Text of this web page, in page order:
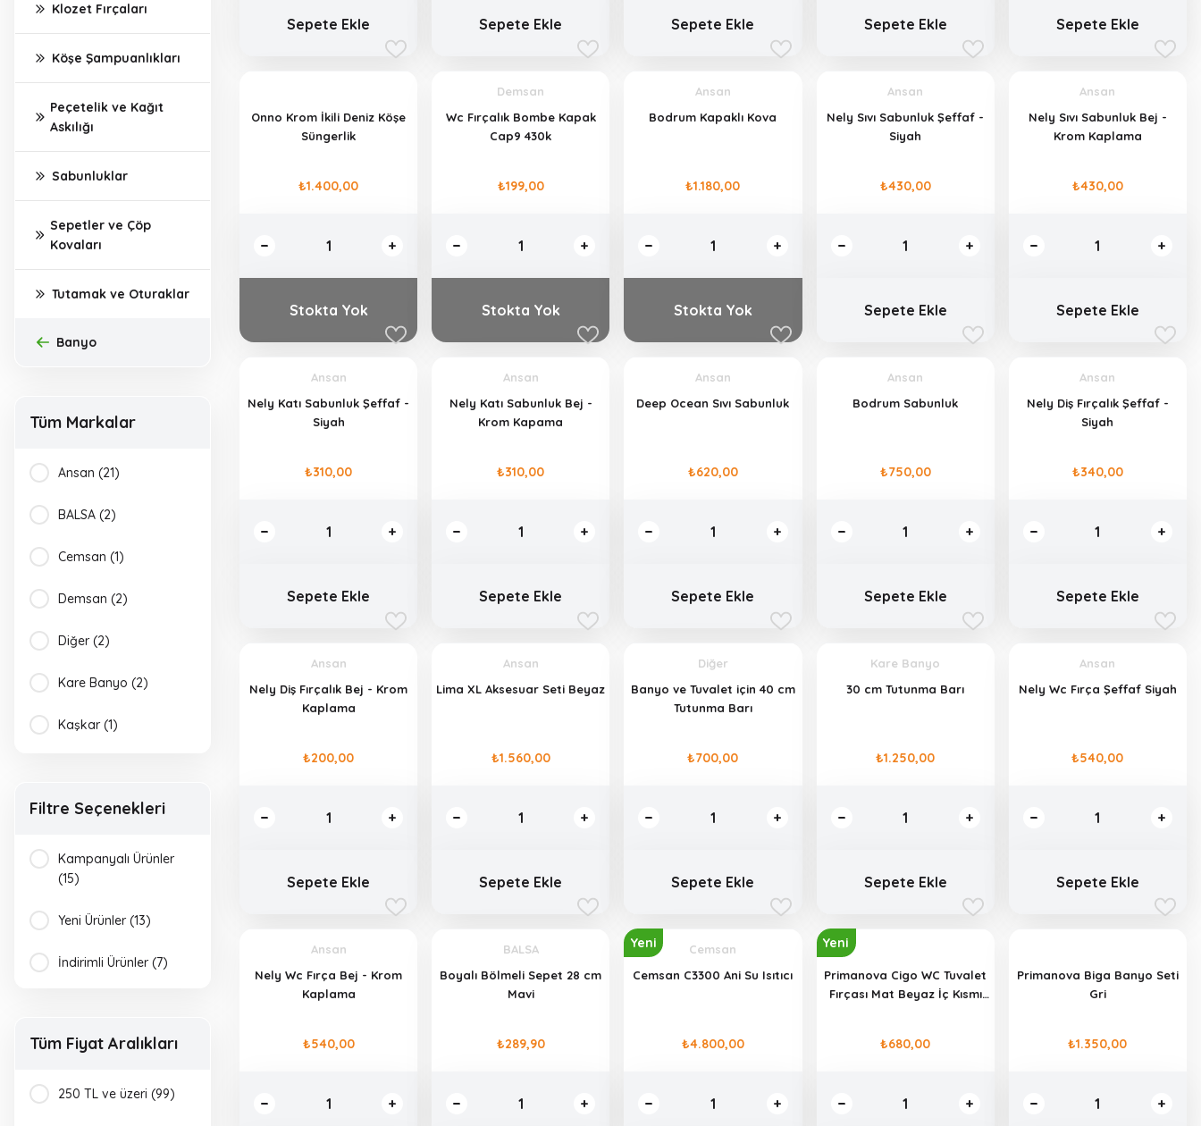
Klozet Fırçaları
Köşe Şampuanlıkları
Peçetelik ve Kağıt
Askılığı
Sabunluklar
Sepetler ve Çöp
Kovaları
Tutamak ve Oturaklar
Banyo
Tüm Markalar
Ansan (21)
BALSA (2)
Cemsan (1)
Demsan (2)
Diğer (2)
Kare Banyo (2)
Kaşkar (1)
Kosova (14)
LUNA (2)
Primanova (40)
Filtre Seçenekleri
Kampanyalı Ürünler
(15)
Yeni Ürünler (13)
İndirimli Ürünler (7)
Tüm Fiyat Aralıkları
250 TL ve üzeri (99)
Sepete Ekle Sepete Ekle Sepete Ekle Sepete Ekle Sepete Ekle
Onno Krom İkili Deniz Köşe
Süngerlik
₺1.400,00
Stokta Yok
Demsan
Wc Fırçalık Bombe Kapak
Cap9 430k
₺199,00
Stokta Yok
Ansan
Bodrum Kapaklı Kova
₺1.180,00
Stokta Yok
Ansan
Nely Sıvı Sabunluk Şeffaf -
Siyah
₺430,00
Sepete Ekle
Ansan
Nely Sıvı Sabunluk Bej -
Krom Kaplama
₺430,00
Sepete Ekle
Ansan
Nely Katı Sabunluk Şeffaf -
Siyah
₺310,00
Sepete Ekle
Ansan
Nely Katı Sabunluk Bej -
Krom Kapama
₺310,00
Sepete Ekle
Ansan
Deep Ocean Sıvı Sabunluk
₺620,00
Sepete Ekle
Ansan
Bodrum Sabunluk
₺750,00
Sepete Ekle
Ansan
Nely Diş Fırçalık Şeffaf -
Siyah
₺340,00
Sepete Ekle
Ansan
Nely Diş Fırçalık Bej - Krom
Kaplama
₺200,00
Sepete Ekle
Ansan
Lima XL Aksesuar Seti Beyaz
₺1.560,00
Sepete Ekle
Diğer
Banyo ve Tuvalet için 40 cm
Tutunma Barı
₺700,00
Sepete Ekle
Kare Banyo
30 cm Tutunma Barı
₺1.250,00
Sepete Ekle
Ansan
Nely Wc Fırça Şeffaf Siyah
₺540,00
Sepete Ekle
Ansan
Nely Wc Fırça Bej - Krom
Kaplama
₺540,00
BALSA
Boyalı Bölmeli Sepet 28 cm
Mavi
₺289,90
Yeni
Cemsan
Cemsan C3300 Ani Su Isıtıcı
₺4.800,00
Yeni
Primanova Cigo WC Tuvalet
Fırçası Mat Beyaz İç Kısmı
₺680,00
Primanova Biga Banyo Seti
Gri
₺1.350,00